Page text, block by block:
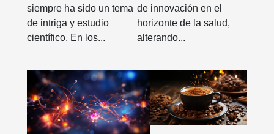
siempre ha sido un tema
de intriga y estudio
científico. En los...
de innovación en el
horizonte de la salud,
alterando...